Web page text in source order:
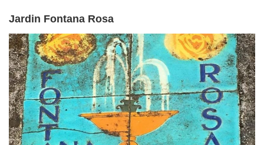
Jardin Fontana Rosa